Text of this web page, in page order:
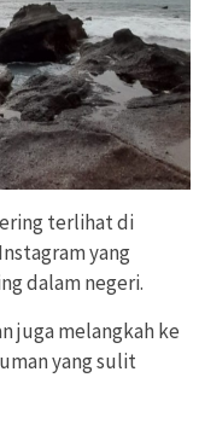
terlihat di
yang
dalam negeri.
juga melangkah ke
yang sulit